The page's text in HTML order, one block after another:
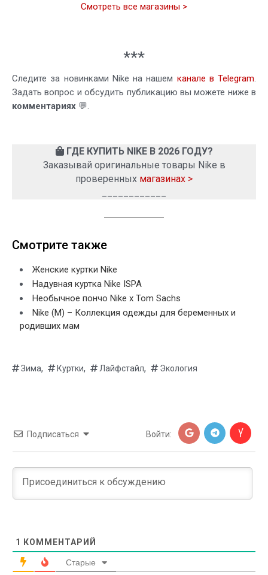
Смотреть все магазины >
***
Следите за новинками Nike на нашем канале в Telegram.
Задать вопрос и обсудить публикацию вы можете ниже в
комментариях 💬.
ГДЕ КУПИТЬ NIKE В 2026 ГОДУ?
Заказывай оригинальные товары Nike в
проверенных магазинах >
Смотрите также
Женские куртки Nike
Надувная куртка Nike ISPA
Необычное пончо Nike x Tom Sachs
Nike (M) – Коллекция одежды для беременных и
родивших мам
Зима, Куртки, Лайфстайл, Экология
Подписаться Войти:
1 КОММЕНТАРИЙ
Старые